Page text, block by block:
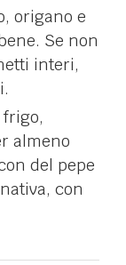
origano e
Se non
interi,
almeno
del pepe
con